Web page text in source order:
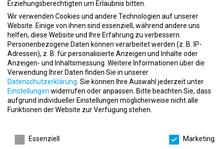
Attraktive Arbeitsumgebung:Ein modernes Büro in einem
inspirierenden Umfeld.
Karrierechancen:Bei uns hast du die Möglichkeit, dich
weiterzuentwickeln und aktiv an der Unternehmensgestaltung
teilzuhaben.
Work-Life-Balance:Flexible Arbeitszeiten und die Möglichkeit
zum Home Office.
Vergünstigungen:Mitarbeiterrabatte auf unsere Produkte
sowie auf die von unseren Partnern.
Warum UNMILK GMBH?
sein, die die Lebensmittelwelt nachhaltig verändern möchte. Du
hast die Chance, in einem dynamischen Team zu arbeiten, das
Erziehungsberechtigten um Erlaubnis bitten.
Wir verwenden Cookies und andere Technologien auf unserer
Website. Einige von ihnen sind essenziell, während andere uns
helfen, diese Website und Ihre Erfahrung zu verbessern.
Personenbezogene Daten können verarbeitet werden (z. B. IP-
Adressen), z. B. für personalisierte Anzeigen und Inhalte oder
Anzeigen- und Inhaltsmessung. Weitere Informationen über die
Verwendung Ihrer Daten finden Sie in unserer
Datenschutzerklärung Sie können Ihre Auswahl jederzeit unter
Einstellungen widerrufen oder anpassen. Bitte beachten Sie, dass
aufgrund individueller Einstellungen möglicherweise nicht alle
Funktionen der Website zur Verfügung stehen.
Essenziell
Marketing